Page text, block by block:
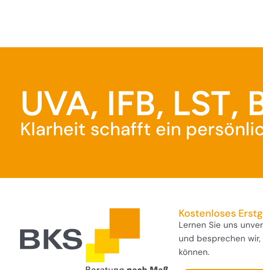
UVA, IFB, LST,
Klarheit schafft ein
Kostenloses
Lernen Sie uns
und besprechen
können.